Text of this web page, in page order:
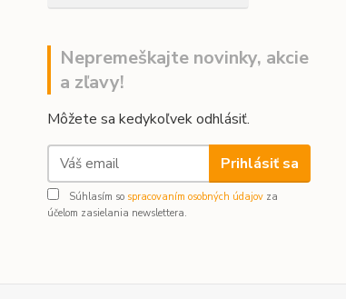
Nepremeškajte novinky, akcie
a zľavy!
Môžete sa kedykoľvek odhlásiť.
Prihlásiť sa
Súhlasím so spracovaním osobných údajov za
účelom zasielania newslettera.